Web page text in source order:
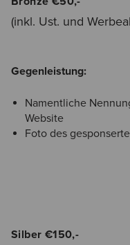
(inkl. Ust. und
Gegenleistung:
Namentliche
Website
Foto des
Silber €150,-